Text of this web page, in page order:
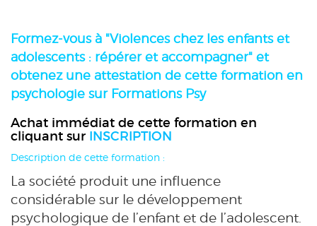
Formez-vous à "Violences chez les enfants et
adolescents : répérer et accompagner" et
obtenez une attestation de cette formation en
psychologie sur Formations Psy
Achat immédiat de cette formation en
cliquant sur INSCRIPTION
Description de cette formation :
La société produit une influence
considérable sur le développement
psychologique de l’enfant et de l’adolescent.